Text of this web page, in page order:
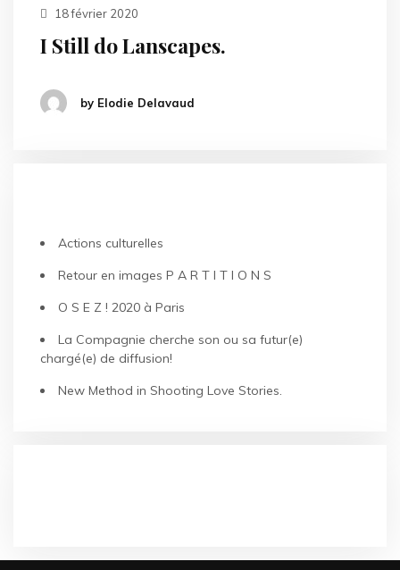
18 février 2020
I Still do Lanscapes.
by Elodie Delavaud
Actions culturelles
Retour en images P A R T I T I O N S
O S E Z ! 2020 à Paris
La Compagnie cherche son ou sa futur(e)
chargé(e) de diffusion!
New Method in Shooting Love Stories.